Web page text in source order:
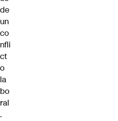
de
un
co
nfli
ct
o
la
bo
ral
.